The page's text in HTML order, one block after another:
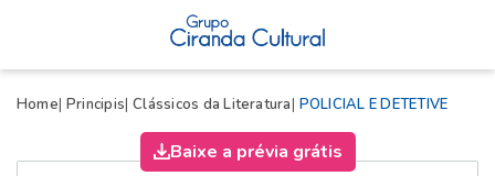
Home Principis Clássicos da Literatura POLICIAL E DETETIVE
Baixe a prévia grátis